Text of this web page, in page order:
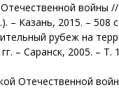
войны
– Казань, 2015. – 508
рубеж на
– Саранск, 2005. –
Отечественной